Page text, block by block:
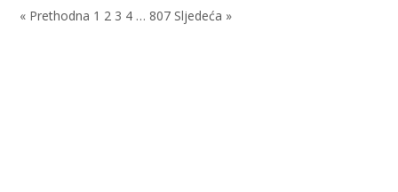
« Prethodna 1 2 3 4 … 807 Sljedeća »